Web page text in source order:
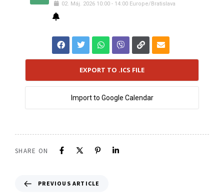
02. Máj. 2026 10:00 - 14:00 Europe/Bratislava
EXPORT TO .ICS FILE
Import to Google Calendar
SHARE ON
PREVIOUS ARTICLE